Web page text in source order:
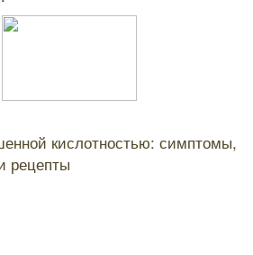
кислотностью: симптомы,
рецепты